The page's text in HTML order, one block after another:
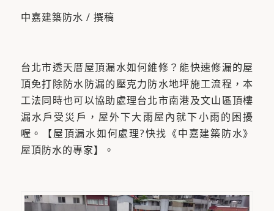
中嘉建築防水 / 撰稿
台北市透天厝屋頂漏水如何維修？能快速修漏的屋
頂免打除防水防漏的壓克力防水地坪施工流程，本
工法同時也可以協助處理台北市南港及文山區頂樓
漏水戶受災戶，屋外下大雨屋內就下小雨的困擾
喔。【屋頂漏水如何處理?快找《中嘉建築防水》
屋頂防水的專家】。